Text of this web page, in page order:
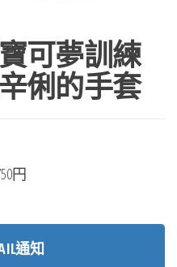
可夢訓練
俐的手套
円
通知